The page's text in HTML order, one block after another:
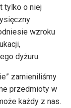
tylko o niej
wzroku
dyżuru.
zamieniliśmy
przedmioty w
każdy z nas.